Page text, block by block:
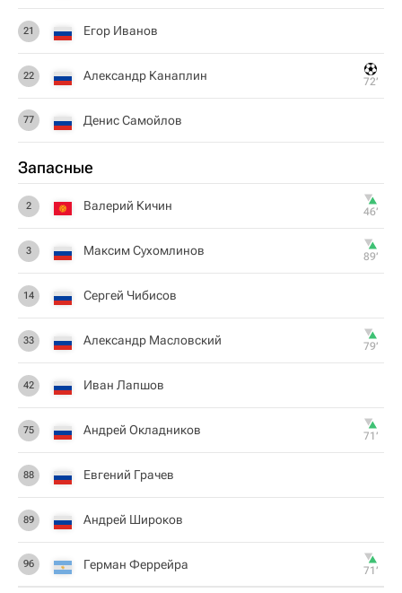
21 Егор Иванов
22 Александр Канаплин 72‎’‎
77 Денис Самойлов
Запасные
2 Валерий Кичин 46‎’‎
3 Максим Сухомлинов 89‎’‎
14 Сергей Чибисов
33 Александр Масловский 79‎’‎
42 Иван Лапшов
75 Андрей Окладников 71‎’‎
88 Евгений Грачев
89 Андрей Широков
96 Герман Феррейра 71‎’‎